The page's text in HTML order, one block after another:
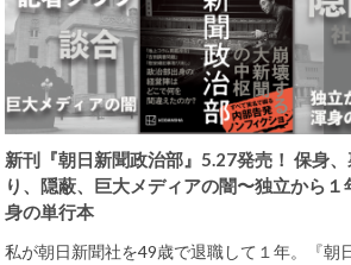
新刊『朝日新聞政治部』5.27発売！ 保身、
り、隠蔽、巨大メディアの闇〜独立から１
身の単行本
私が朝日新聞社を49歳で退職して１年。『朝